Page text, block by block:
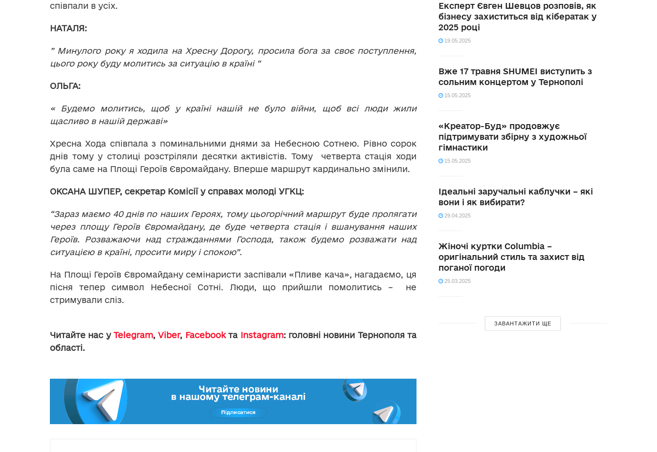
співпали в усіх.
НАТАЛЯ:
” Минулого року я ходила на Хресну Дорогу, просила бога за своє поступлення,
цього року буду молитись за ситуацію в країні “
ОЛЬГА:
« Будемо молитись, щоб у країні нашій не було війни, щоб всі люди жили
щасливо в нашій державі»
Хресна Хода співпала з поминальними днями за Небесною Сотнею. Рівно сорок
днів тому у столиці розстріляли десятки активістів. Тому четверта стація ходи
була саме на Площі Героїв Євромайдану. Вперше маршрут кардинально змінили.
ОКСАНА ШУПЕР, секретар Комісії у справах молоді УГКЦ:
“Зараз маємо 40 днів по наших Героях, тому цьогорічний маршрут буде пролягати
через площу Героїв Євромайдану, де буде четверта стація і вшанування наших
Героїв. Розважаючи над стражданнями Господа, також будемо розважати над
ситуацією в країні, просити миру і спокою”.
На Площі Героїв Євромайдану семінаристи заспівали «Пливе кача», нагадаємо, ця
пісня тепер символ Небесної Сотні. Люди, що прийшли помолитись – не
стримували сліз.
Читайте нас уTelegram,Viber, Facebookта Instagram: головні новини Тернополя та
області.
Експерт Євген Шевцов розповів, як
бізнесу захиститься від кібератак у
2025 році
19.05.2025
Вже 17 травня SHUMEI виступить з
сольним концертом у Тернополі
15.05.2025
«Креатор-Буд» продовжує
підтримувати збірну з художньої
гімнастики
15.05.2025
Ідеальні заручальні каблучки – які
вони і як вибирати?
29.04.2025
Жіночі куртки Columbia –
оригінальний стиль та захист від
поганої погоди
25.03.2025
ЗАВАНТАЖИТИ ЩЕ